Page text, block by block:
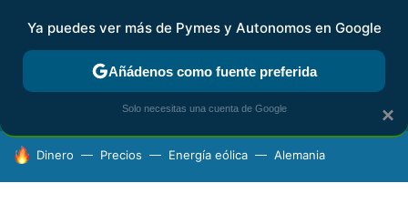
FISCALIDAD Y CONTABILIDAD KIT DIGITAL RENTA
HOY SE HABLA DE
Dinero Precios Energía eólica Alemania
×
Ya puedes ver más de Pymes y Autonomos en Google
Añádenos como fuente preferida
Solo necesitas una cuenta de Google